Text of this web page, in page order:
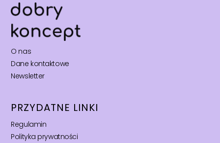
O nas
Dane kontaktowe
Newsletter
PRZYDATNE LINKI
Regulamin
Polityka prywatności